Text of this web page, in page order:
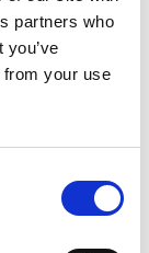
partners who
from your use
à ne